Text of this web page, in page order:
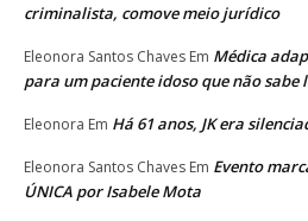
criminalista, comove meio jurídico
Eleonora Santos Chaves Em Médica
para um paciente idoso que não sabe
Eleonora Em Há 61 anos, JK era
Eleonora Santos Chaves Em Evento
ÚNICA por Isabele Mota